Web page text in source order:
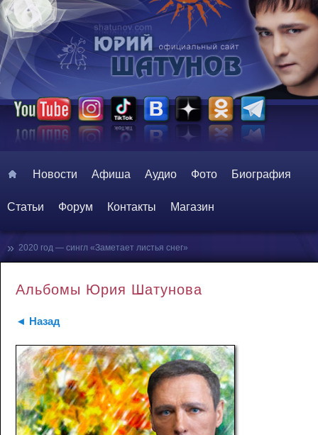
Перейти к основному содержимому
Перейти к дополнительному содержимому
Новости Афиша Аудио Фото Биография
Статьи Форум Контакты Магазин
» 2020 год — сингл «Заметает листья снег»
Альбомы Юрия Шатунова
◄ Назад